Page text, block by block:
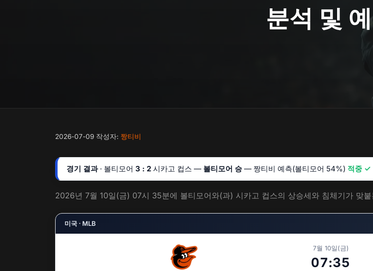
분석 및
2026-07-09 작성자: 짱티비
경기 결과· 볼티모어 3 : 2 시카고 컵스 — 볼티모어 승 — 짱티비 예측(볼티모어 54%) 적중 ✓
2026년 7월 10일(금) 07시 35분에 볼티모어와(과) 시카고 컵스의 상승세와 침체기가 맞
미국 · MLB
7월 10일(금)
07:35